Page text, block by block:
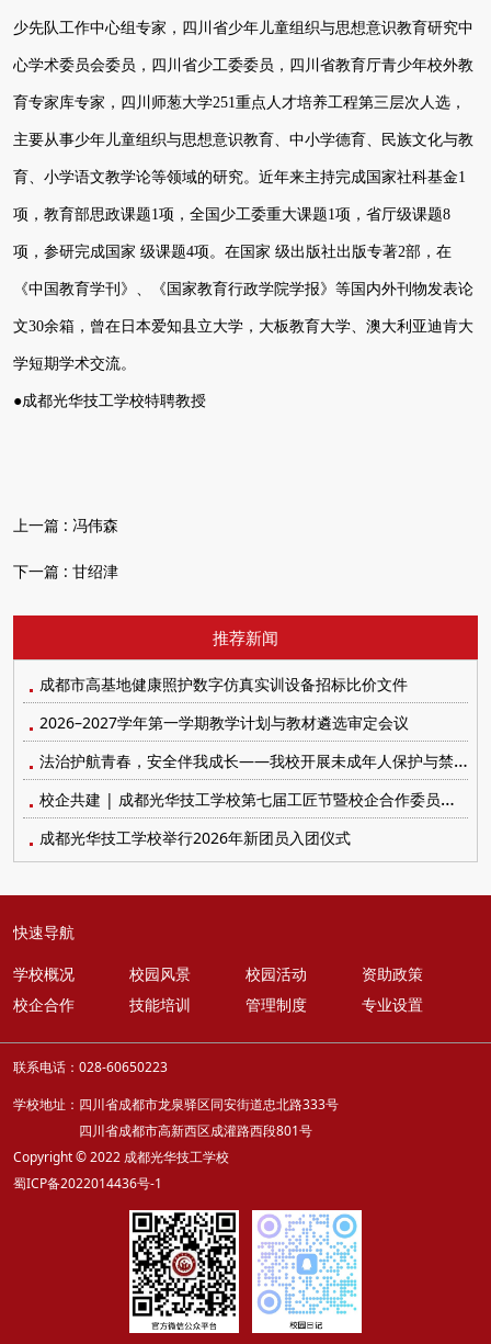
推荐新闻
成都市高基地健康照护数字仿真实训设备招标比价文件
2026–2027学年第一学期教学计划与教材遴选审定会议
法治护航青春，安全伴我成长——我校开展未成年人保护与禁毒防艾系列宣传教育活动
校企共建 | 成都光华技工学校第七届工匠节暨校企合作委员会顺利召开
成都光华技工学校举行2026年新团员入团仪式
少先队工作中心组专家，四川省少年儿童组织与思想意识教育研究中
心学术委员会委员，四川省少工委委员，四川省教育厅青少年校外教
育专家库专家，四川师葱大学251重点人才培养工程第三层次人选，
主要从事少年儿童组织与思想意识教育、中小学德育、民族文化与教
育、小学语文教学论等领域的研究。近年来主持完成国家社科基金1
项，教育部思政课题1项，全国少工委重大课题1项，省厅级课题8
项，参研完成国家 级课题4项。在国家 级出版社出版专著2部，在
《中国教育学刊》、《国家教育行政学院学报》等国内外刊物发表论
文30余箱，曾在日本爱知县立大学，大板教育大学、澳大利亚迪肯大
学短期学术交流。
●成都光华技工学校特聘教授
上一篇 : 冯伟森
下一篇 : 甘绍津
快速导航
学校概况
校园风景 校园活动
资助政策
校企合作
技能培训 管理制度 专业设置
联系电话：028-60650223
学校地址：四川省成都市龙泉驿区同安街道忠北路333号
四川省成都市高新西区成灌路西段801号
Copyright © 2022 成都光华技工学校
蜀ICP备2022014436号-1